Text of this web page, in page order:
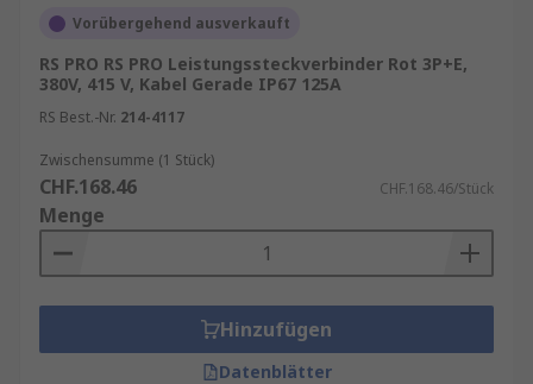
Vorübergehend ausverkauft
RS PRO RS PRO Leistungssteckverbinder Rot 3P+E,
380V, 415 V, Kabel Gerade IP67 125A
RS Best.-Nr. 214-4117
Zwischensumme (1 Stück)
CHF.168.46 CHF.168.46/Stück
Menge
Hinzufügen
Datenblätter